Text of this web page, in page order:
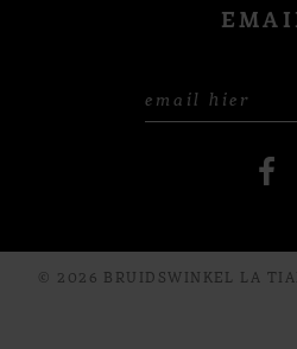
© 2026 BRUIDSWINKEL LA